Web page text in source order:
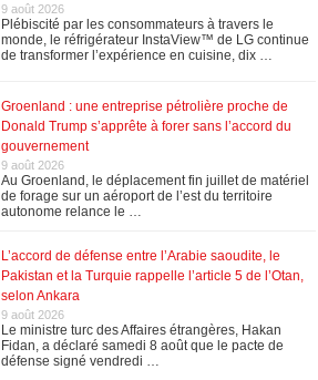
9 août 2026
Plébiscité par les consommateurs à travers le
monde, le réfrigérateur InstaView™ de LG continue
de transformer l’expérience en cuisine, dix …
Groenland : une entreprise pétrolière proche de
Donald Trump s’apprête à forer sans l’accord du
gouvernement
9 août 2026
Au Groenland, le déplacement fin juillet de matériel
de forage sur un aéroport de l’est du territoire
autonome relance le …
L’accord de défense entre l’Arabie saoudite, le
Pakistan et la Turquie rappelle l’article 5 de l’Otan,
selon Ankara
9 août 2026
Le ministre turc ⁠des Affaires étrangères, Hakan ​
Fidan, a déclaré samedi 8 août que le pacte de
défense signé vendredi …